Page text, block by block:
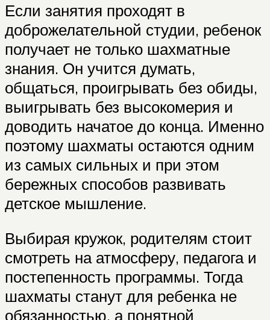
Если занятия проходят в
доброжелательной студии, ребенок
получает не только шахматные
знания. Он учится думать,
общаться, проигрывать без обиды,
выигрывать без высокомерия и
доводить начатое до конца. Именно
поэтому шахматы остаются одним
из самых сильных и при этом
бережных способов развивать
детское мышление.
Выбирая кружок, родителям стоит
смотреть на атмосферу, педагога и
постепенность программы. Тогда
шахматы станут для ребенка не
обязанностью, а понятной